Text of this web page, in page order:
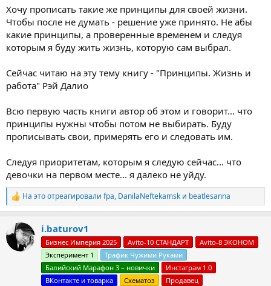
Хочу прописать такие же принципы для своей жизни.
Чтобы после не думать - решение уже принято. Не абы
какие принципы, а проверенные временем и следуя
которым я буду жить жизнь, которую сам выбрал.
Сейчас читаю на эту тему книгу - "Принципы. Жизнь и
работа" Рэй Далио
Всю первую часть книги автор об этом и говорит... что
принципы нужны чтобы потом не выбирать. Буду
прописывать свои, примерять его и следовать им.
Следуя приоритетам, которым я следую сейчас... что
девочки на первом месте... я далеко не уйду.
Р
е
и
На это отреагировали fpa, DanilaNeftekamsk и beatlesanna
i.baturov1
Бизнес Империя 2025 Avito-10 СТАНДАРТ
Avito-8 ЭКОНОМ
Эксперимент 1
Трафик Чужими Руками
Балийский Марафон 3 – новички
Инстаграм 1.0
ВКонтакте и товарка
Схематоз Продавец